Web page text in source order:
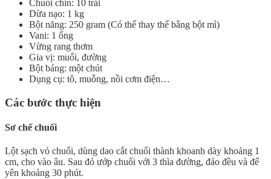
Chuối chín: 10 trái
Dừa nạo: 1 kg
Bột năng: 250 gram (Có thể thay thế bằng bột mì)
Vani: 1 ống
Vừng rang thơm
Gia vị: muối, đường
Bột báng: một chút
Dụng cụ: tô, muỗng, nồi cơm điện…
Các bước thực hiện
Sơ chế chuối
Lột sạch vỏ chuối, dùng dao cắt chuối thành khoanh dày khoảng 1
cm, cho vào âu. Sau đó ướp chuối với 3 thìa đường, đảo đều và để
yên khoảng 30 phút.